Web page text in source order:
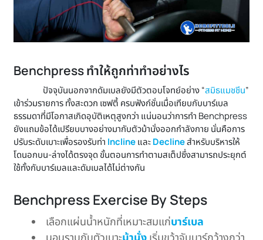
Benchpress ทำให้ถูกท่าทำอย่างไร
ปัจจุบันนอกจากดัมเบลยังมีตัวตอบโจทย์อย่าง “สมิธแมชชีน”
เข้าร่วมรายการ ทั้งสะดวก เซฟตี้ ครบฟังก์ชั่นเมื่อเทียบกับบาร์เบล
ธรรมดาที่มีโอกาสเกิดอุบัติเหตุสูงกว่า แน่นอนว่าการทำ Benchpress
ยังแถมข้อได้เปรียบบางอย่างมากับตัวม้านั่งออกกำลังกาย นั่นคือการ
ปรับระดับเบาะเพื่อรองรับท่า InclineและDeclineสำหรับบริหารให้
โดนอกบน-ล่างได้ตรงจุด ขั้นตอนการทำตามสเต็ปซึ่งสามารถประยุกต์
ใช้ทั้งกับบาร์เบลและดัมเบลได้ไม่ต่างกัน
Benchpress Exercise By Steps
เลือกแผ่นน้ำหนักที่เหมาะสมแก่บาร์เบล